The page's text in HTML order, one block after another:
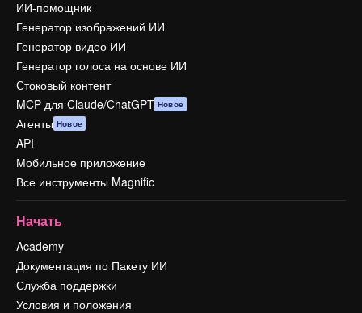
ИИ-помощник
Генератор изображений ИИ
Генератор видео ИИ
Генератор голоса на основе ИИ
Стоковый контент
MCP для Claude/ChatGPT Новое
Агенты Новое
API
Мобильное приложение
Все инструменты Magnific
Начать
Academy
Документация по Пакету ИИ
Служба поддержки
Условия и положения